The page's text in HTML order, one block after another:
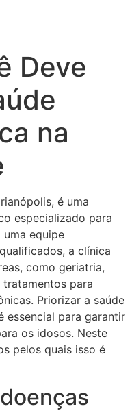
Deve
na
é uma
especializado para
uma equipe
a clínica
como geriatria,
para
Priorizar a saúde
essencial para garantir
os idosos. Neste
pelos quais isso é